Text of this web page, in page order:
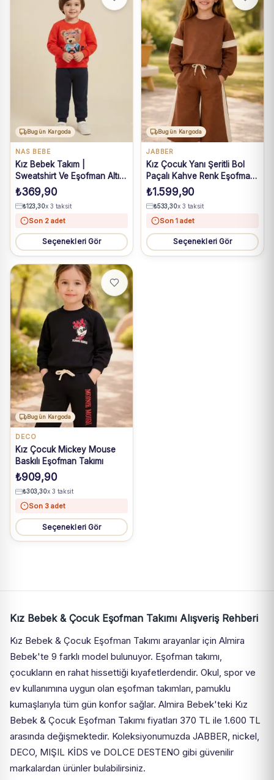
Bugün Kargoda
NAS BEBE
Kız Bebek Takım |
Sweatshirt Ve Eşofman Altı |
Kırmızı Lacivert
₺369,90
₺123,30x 3 taksit
Son 2 adet
Seçenekleri Gör
Bugün Kargoda
JABBER
Kız Çocuk Yanı Şeritli Bol
Paçalı Kahve Renk Eşofman
Takım
₺1.599,90
₺533,30x 3 taksit
Son 1 adet
Seçenekleri Gör
Bugün Kargoda
DECO
Kız Çocuk Mickey Mouse
Baskılı Eşofman Takımı
₺909,90
₺303,30x 3 taksit
Son 3 adet
Seçenekleri Gör
Kız Bebek & Çocuk Eşofman Takımı Alışveriş Rehberi
Kız Bebek & Çocuk Eşofman Takımı arayanlar için Almira
Bebek'te 9 farklı model bulunuyor. Eşofman takımı,
çocukların en rahat hissettiği kıyafetlerdendir. Okul, spor ve
ev kullanımına uygun olan eşofman takımları, pamuklu
kumaşlarıyla tüm gün konfor sağlar. Almira Bebek'teki Kız
Bebek & Çocuk Eşofman Takımı fiyatları 370 TL ile 1.600 TL
arasında değişmektedir. Koleksiyonumuzda JABBER, nickel,
DECO, MIŞIL KİDS ve DOLCE DESTENO gibi güvenilir
markalardan ürünler bulabilirsiniz.